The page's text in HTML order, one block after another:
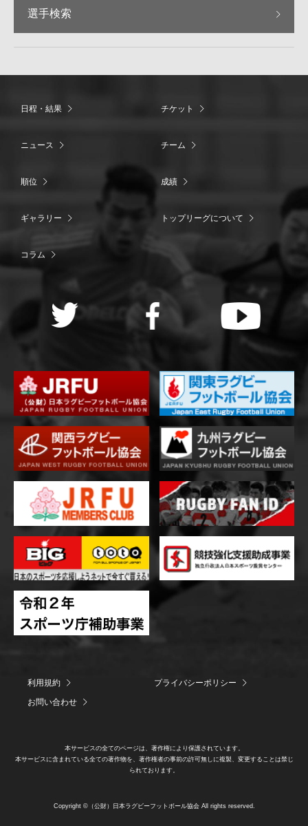
選手検索
日程・結果 チケット
ニュース チーム
順位 成績
ギャラリー トップリーグについて
コラム
利用規約
プライバシーポリシー
お問い合わせ
本サービスの全てのページは、著作権により保護されています。
本サービスに含まれている全ての著作物を、著作権者の事前の許可無しに複製、変更することは禁じ
られております。
Copyright ©（公財）日本ラグビーフットボール協会 All rights reserved.